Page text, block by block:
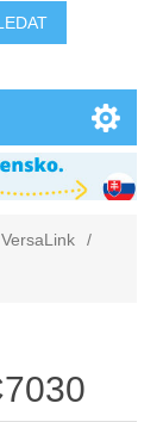
VersaLink
/